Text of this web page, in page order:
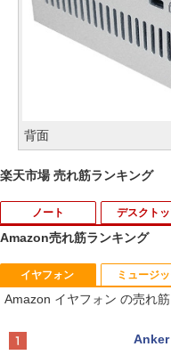
背面
楽天市場 売れ筋ランキング
ノート
1
【
ー
デスクト
1
中
|
第
Hz
チ |
1
【
古
ア
済
1
逆
2枚
￥
Amazon売れ筋ランキング
イヤフォン
Amazon イヤフォン の売れ
Anker
ミュージ